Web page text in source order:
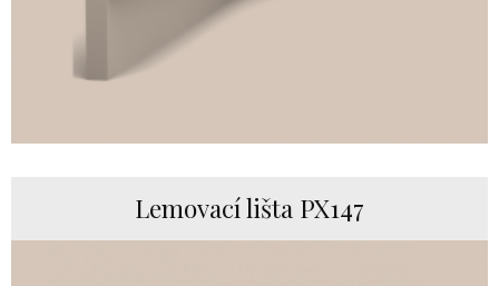
Lemovací lišta PX147